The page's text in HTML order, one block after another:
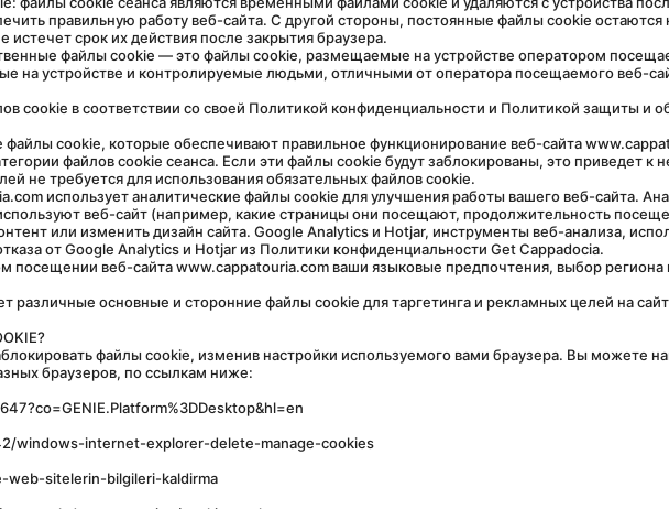
правильную работу веб-сайта. С другой стороны, постоянные файлы cookie остаются
срок их действия после закрытия браузера.
на устройстве и контролируемые людьми, отличными от оператора посещаемого веб-
файлов cookie сеанса. Если эти файлы cookie будут заблокированы, это приведет к
не требуется для использования обязательных файлов cookie.
веб-сайт (например, какие страницы они посещают, продолжительность
или изменить дизайн сайта. Google Analytics и Hotjar, инструменты веб-анализа,
от Google Analytics и Hotjar из Политики конфиденциальности Get Cappadocia.
браузеров, по ссылкам ниже:
windows-internet-explorer-delete-manage-cookies
sitelerin-bilgileri-kaldirma